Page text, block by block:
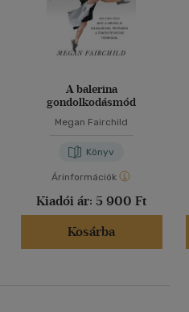
A balerina
gondolkodásmód
Megan Fairchild
Könyv
Árinformációk
Kiadói ár: 5 900 Ft
Kosárba